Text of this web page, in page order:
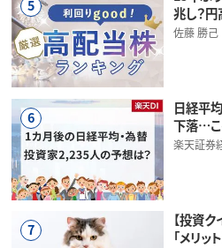
5
兆し？
佐藤 勝己
6
日経平
下落…
楽天証券
7
【投資
「メリッ